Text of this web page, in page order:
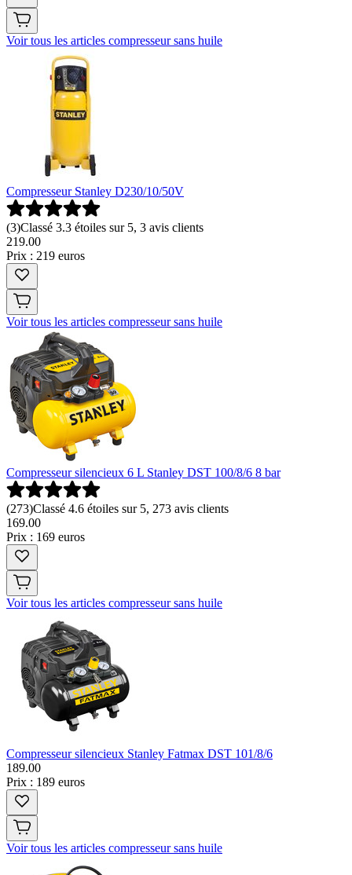
Voir tous les articles compresseur sans huile
Compresseur Stanley D230/10/50V
(3)Classé 3.3 étoiles sur 5, 3 avis clients
219.00
Prix : 219 euros
Voir tous les articles compresseur sans huile
Compresseur silencieux 6 L Stanley DST 100/8/6 8 bar
(273)Classé 4.6 étoiles sur 5, 273 avis clients
169.00
Prix : 169 euros
Voir tous les articles compresseur sans huile
Compresseur silencieux Stanley Fatmax DST 101/8/6
189.00
Prix : 189 euros
Voir tous les articles compresseur sans huile